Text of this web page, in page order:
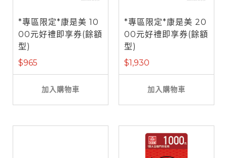
*專區限定*康是美 10
00元好禮即享券(餘額
型)
$965
加入購物車
*專區限定*康是美 20
00元好禮即享券(餘額
型)
$1,930
加入購物車